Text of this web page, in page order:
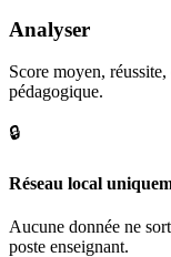
Analyser
Score moyen,
pédagogique.
🔒
Réseau local
Aucune donnée ne
poste enseignant.